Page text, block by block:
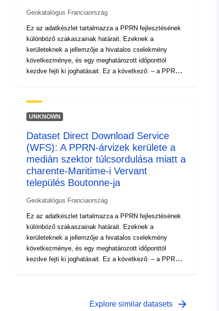
Geokatalógus Franciaország
Ez az adatkészlet tartalmazza a PPRN fejlesztésének
különböző szakaszainak határait. Ezeknek a
kerületeknek a jellemzője a hivatalos cselekmény
következménye, és egy meghatározott időponttól
kezdve fejti ki joghatásait. Ez a következő: – a PPR
szabályozott hatálynak megfelelő kockázati kitettség
hatálya. Ez a jóváhagyott kerület egy segédeszköz
hatóköre, amely megfelel annak a borítéknak, amelyben
a veszélyeket tanulmányozták.
UNKNOWN
Dataset Direct Download Service
(WFS): A PPRN-árvizek kerülete a
medián szektor túlcsordulása miatt a
charente-Maritime-i Vervant
település Boutonne-ja
Geokatalógus Franciaország
Ez az adatkészlet tartalmazza a PPRN fejlesztésének
különböző szakaszainak határait. Ezeknek a
kerületeknek a jellemzője a hivatalos cselekmény
következménye, és egy meghatározott időponttól
kezdve fejti ki joghatásait. Ez a következő: – a PPR
egy segédeszköz (PM1 a PPRN-ek esetében); a
Explore similar datasets arrow_forward